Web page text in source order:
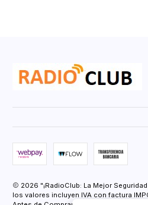
2026 "¡RadioClub: La Mejor
los valores incluyen IVA con factura